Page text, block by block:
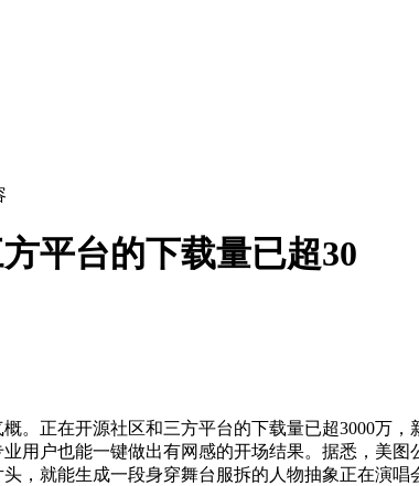
平台的下载量已超30
正在开源社区和三方平台的下载量已超3000万，
用户也能一键做出有网感的开场结果。据悉，美
，就能生成一段身穿舞台服拆的人物抽象正在演